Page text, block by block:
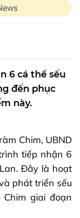
6 cá thể sếu
đến phục
này.
Chim, UBND
tiếp nhận 6
Đây là hoạt
phát triển sếu
giai đoạn